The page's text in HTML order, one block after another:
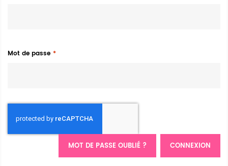
Mot de passe
CONNEXION
MOT DE PASSE OUBLIÉ ?